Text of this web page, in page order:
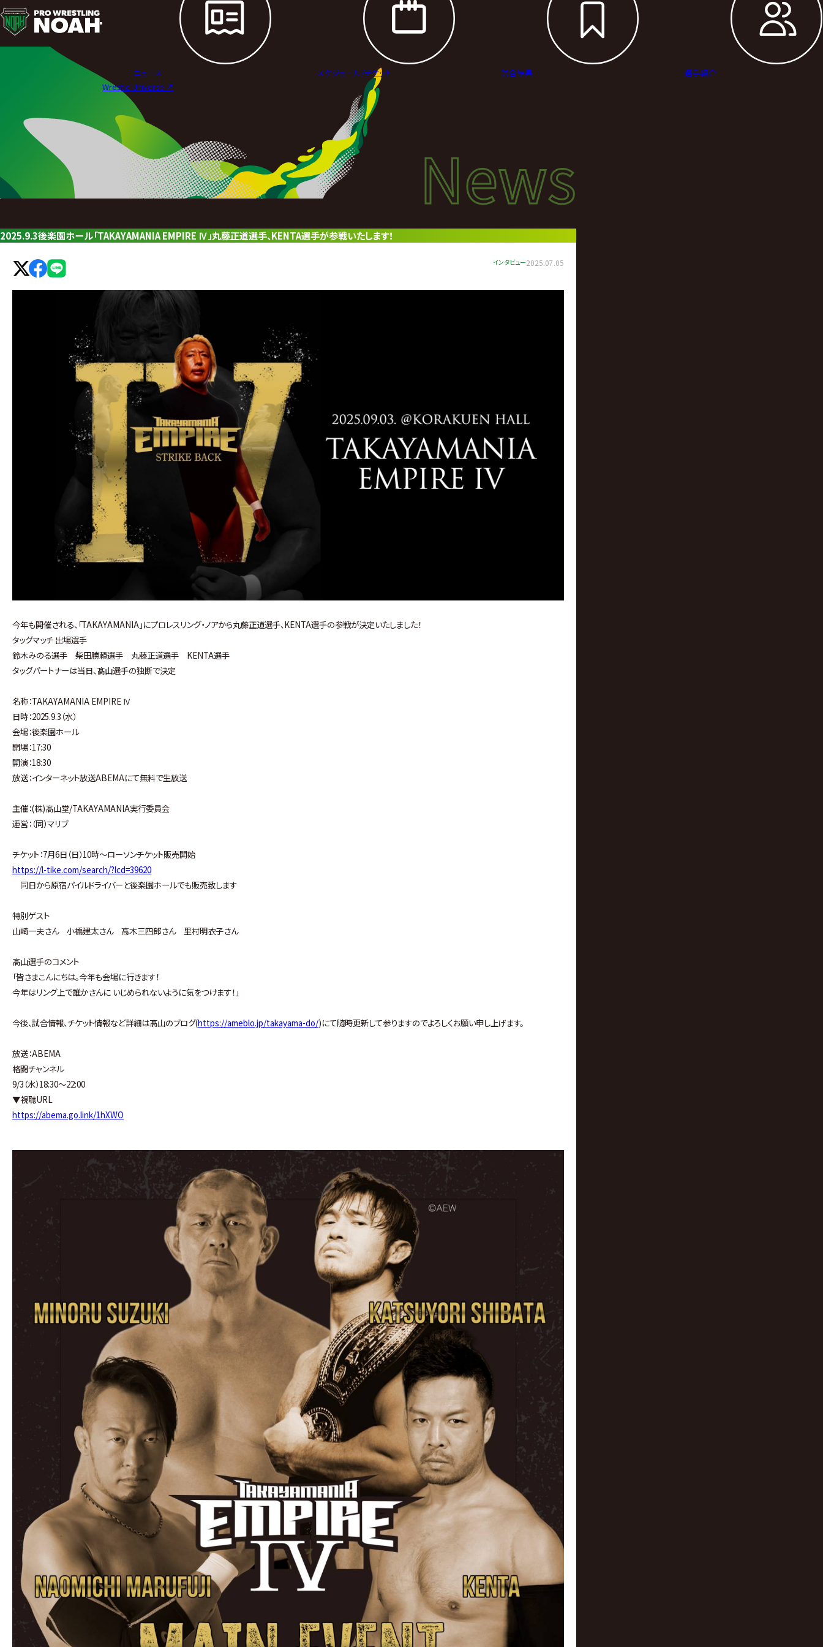
ニ
ュ
レ
ス
リ
ン
グ・
ニュース スケジュール/チケット 試合結果
選手紹介
Wrestle Universe ↗︎
Newsニュース
News
2025.9.3後楽園ホール「TAKAYAMANIA EMPIRE Ⅳ」丸藤正道選手、KENTA選手が参戦いたします！
インタビュー2025.07.05
今年も開催される、「TAKAYAMANIA」にプロレスリング・ノアから丸藤正道選手、KENTA選手の参戦が決定いたしました！
タッグマッチ 出場選手
鈴木みのる選手 柴田勝頼選手 丸藤正道選手 KENTA選手
タッグパートナーは当日、髙山選手の独断で決定
名称：TAKAYAMANIA EMPIRE Ⅳ
日時：2025.9.3（水）
会場：後楽園ホール
開場：17:30
開演：18:30
放送：インターネット放送ABEMAにて無料で生放送
主催：(株)髙山堂/TAKAYAMANIA実行委員会
運営：（同）マリブ
チケット：7月6日（日）10時～ローソンチケット販売開始
https://l-tike.com/search/?lcd=39620
同日から原宿パイルドライバーと後楽園ホールでも販売致します
特別ゲスト
山崎一夫さん 小橋建太さん 高木三四郎さん 里村明衣子さん
髙山選手のコメント
「皆さまこんにちは。今年も会場に行きます！
今年はリング上で誰かさんに いじめられないように気をつけます！」
今後、試合情報、チケット情報など詳細は髙山のブログ(https://ameblo.jp/takayama-do/)にて随時更新して参りますのでよろしくお願い申し上げます。
放送：ABEMA
格闘チャンネル
9/3（水）18:30〜22:00
▼視聴URL
https://abema.go.link/1hXWO